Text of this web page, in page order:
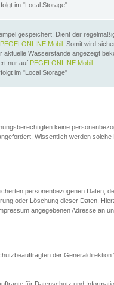
im "Local Storage"
gespeichert. Dient der
PEGELONLINE Mobil . Somit wird
aktuelle Wasserstände angezeigt
nur auf PEGELONLINE Mobil
im "Local Storage"
keine
Wissentlich werden
personenbezogenen Daten,
oder Löschung dieser Daten.
angegebenen Adresse an
der